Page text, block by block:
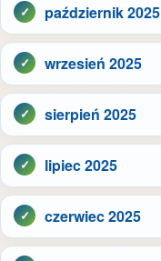
październik 2025
wrzesień 2025
sierpień 2025
lipiec 2025
czerwiec 2025